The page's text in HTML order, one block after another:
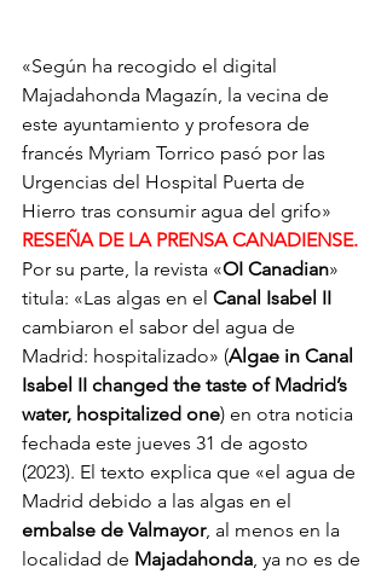
«Según ha recogido el digital
Majadahonda Magazín, la vecina de
este ayuntamiento y profesora de
francés Myriam Torrico pasó por las
Urgencias del Hospital Puerta de
Hierro tras consumir agua del grifo»
RESEÑA DE LA PRENSA CANADIENSE.
Por su parte, la revista «OI Canadian»
titula: «Las algas en el Canal Isabel II
cambiaron el sabor del agua de
Madrid: hospitalizado» (Algae in Canal
Isabel II changed the taste of Madrid’s
water, hospitalized one) en otra noticia
fechada este jueves 31 de agosto
(2023). El texto explica que «el agua de
Madrid debido a las algas en el
embalse de Valmayor, al menos en la
localidad de Majadahonda, ya no es de